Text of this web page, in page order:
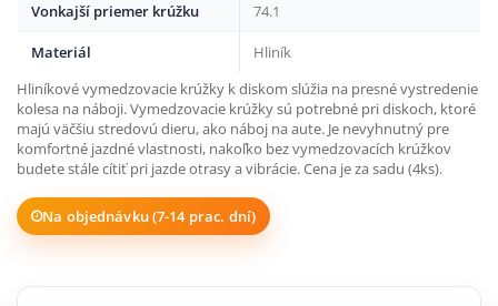
Vonkajší priemer krúžku 74.1
Materiál
Hliník
Hliníkové vymedzovacie krúžky k diskom slúžia na presné vystredenie
kolesa na náboji. Vymedzovacie krúžky sú potrebné pri diskoch, ktoré
majú väčšiu stredovú dieru, ako náboj na aute. Je nevyhnutný pre
komfortné jazdné vlastnosti, nakoľko bez vymedzovacích krúžkov
budete stále cítiť pri jazde otrasy a vibrácie. Cena je za sadu (4ks).
Na objednávku (7-14 prac. dní)